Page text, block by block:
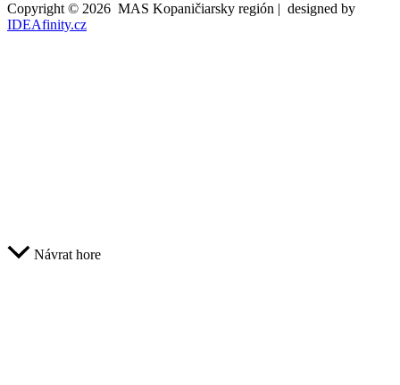
Copyright © 2026 MAS Kopaničiarsky región | designed by
IDEAfinity.cz
Návrat hore